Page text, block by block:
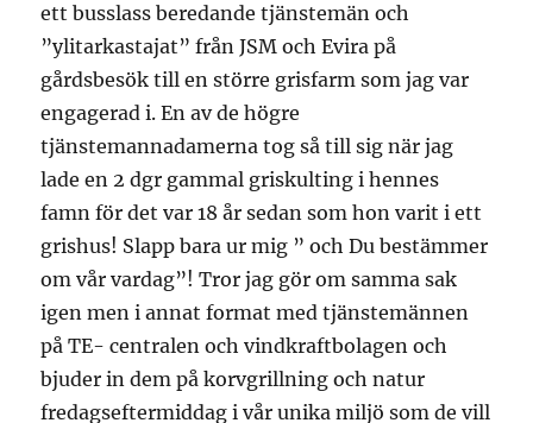
ett busslass beredande tjänstemän och
”ylitarkastajat” från JSM och Evira på
gårdsbesök till en större grisfarm som jag var
engagerad i. En av de högre
tjänstemannadamerna tog så till sig när jag
lade en 2 dgr gammal griskulting i hennes
famn för det var 18 år sedan som hon varit i ett
grishus! Slapp bara ur mig ” och Du bestämmer
om vår vardag”! Tror jag gör om samma sak
igen men i annat format med tjänstemännen
på TE- centralen och vindkraftbolagen och
bjuder in dem på korvgrillning och natur
fredagseftermiddag i vår unika miljö som de vill